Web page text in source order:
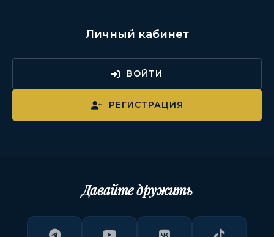
Личный кабинет
ВОЙТИ
РЕГИСТРАЦИЯ
Давайте дружить